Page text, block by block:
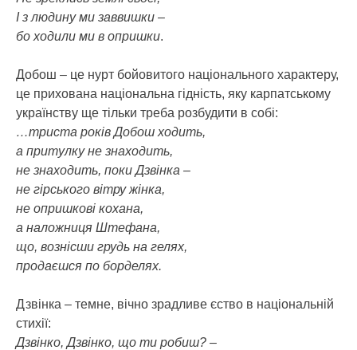
І з людину ми заввишки –
бо ходили ми в опришки.
Добош – це нурт бойовитого національного характеру,
це прихована національна гідність, яку карпатському
українству ще тільки треба розбудити в собі:
…триста років Добош ходить,
а притулку не знаходить,
не знаходить, поки Дзвінка –
не гірського вітру жінка,
не опришкові кохана,
а наложниця Штефана,
що, вознісши грудь на гелях,
продаєшся по борделях.
Дзвінка – темне, вічно зрадливе єство в національній
стихії:
Дзвінко, Дзвінко, що ти робиш? –